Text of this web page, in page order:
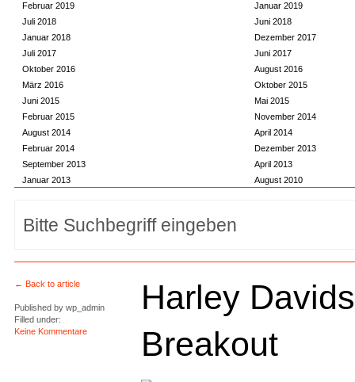
Februar 2019
Januar 2019
Juli 2018
Juni 2018
Januar 2018
Dezember 2017
Juli 2017
Juni 2017
Oktober 2016
August 2016
März 2016
Oktober 2015
Juni 2015
Mai 2015
Februar 2015
November 2014
August 2014
April 2014
Februar 2014
Dezember 2013
September 2013
April 2013
Januar 2013
August 2010
← Back to article
Published bywp_admin
Filled under:
Keine Kommentare
Harley
Breakout